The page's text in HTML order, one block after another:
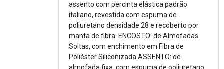
assento com percinta elástica padrão
italiano, revestida com espuma de
poliuretano densidade 28 e recoberto por
manta de fibra. ENCOSTO: de Almofadas
Soltas, com enchimento em Fibra de
Poliéster Siliconizada.ASSENTO: de